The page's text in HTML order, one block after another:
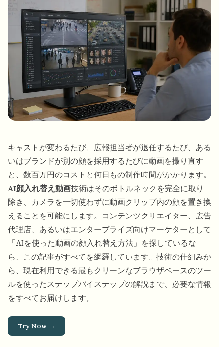
Intelligenza video
Sfocatura video in batch
Elabora molti video in un’unica passata
Zone, policy e revisione enterprise
API & SDK
Automatizza upload, job e webhook
Modulo di contatto
Intelligenza video
キャストが変わるたび、広報担当者が退任するたび、ある
いはブランドが別の顔を採用するたびに動画を撮り直す
と、数百万円のコストと何日もの制作時間がかかります。
AI顔入れ替え動画技術はそのボトルネックを完全に取り
除き、カメラを一切使わずに動画クリップ内の顔を置き換
えることを可能にします。コンテンツクリエイター、広告
代理店、あるいはエンタープライズ向けマーケターとして
「AIを使った動画の顔入れ替え方法」を探しているな
ら、この記事がすべてを網羅しています。技術の仕組みか
ら、現在利用できる最もクリーンなブラウザベースのツー
ルを使ったステップバイステップの解説まで、必要な情報
をすべてお届けします。
Try Now →